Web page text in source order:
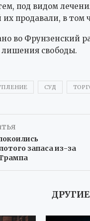
под видом
продавали, в
во Фрунзенский
лишения свободы.
СУД
запаса из-за